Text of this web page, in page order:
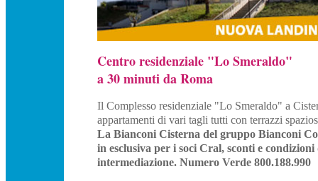
Centro residenziale "Lo Smeraldo"
a 30 minuti da Roma
Il Complesso residenziale "Lo Smeraldo" a
appartamenti di vari tagli tutti con terrazzi
La Bianconi Cisterna del gruppo Bianconi
in esclusiva per i soci Cral, sconti e
intermediazione. Numero Verde 800.188.990